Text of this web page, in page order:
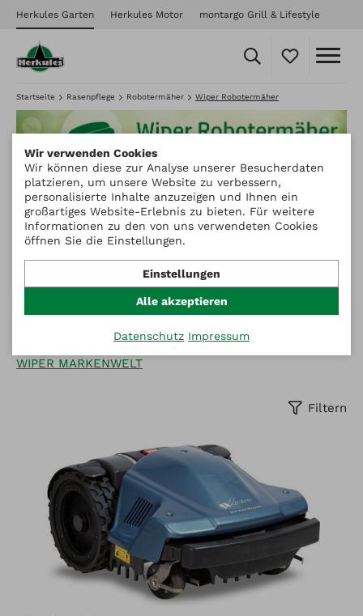
Herkules Garten Herkules Motor montargo Grill & Lifestyle
Startseite Rasenpflege Robotermäher Wiper Robotermäher
Wiper Robotermäher – mehr Zeit für
die schönen Dinge!
Die Robotermäher von Herkules und Wiper sorgen für
einen sauberen Schnitt, wobei das Schnittgut als
natürlicher Dünger auf dem Rasen verbleibt und somit
ein gutes Wachstum fördert. Der Rasen wird optimal
geschnitten und erhält hierdurch eine wunderschöne
Struktur.
Mehr Informationen zu Wiper finden Sie auch in der
WIPER MARKENWELT
Filtern
Wir verwenden Cookies
Wir können diese zur Analyse unserer Besucherdaten
platzieren, um unsere Website zu verbessern,
personalisierte Inhalte anzuzeigen und Ihnen ein
großartiges Website-Erlebnis zu bieten. Für weitere
Informationen zu den von uns verwendeten Cookies
öffnen Sie die Einstellungen.
Einstellungen
Alle akzeptieren
Datenschutz Impressum